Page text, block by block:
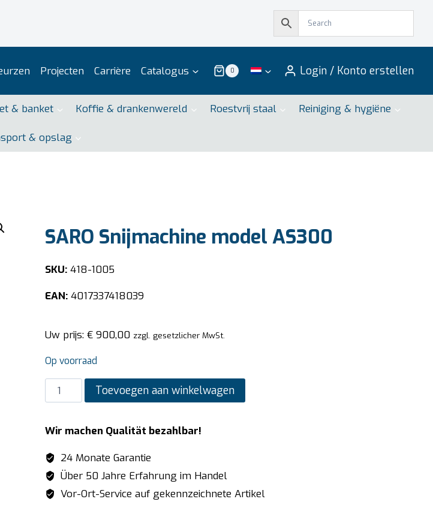
Projecten Carrière Catalogus 0 Login / Konto erstellen
& banket Koffie & drankenwereld Roestvrij staal Reiniging & hygiëne
& opslag
SARO Snijmachine model AS300
SKU:418-1005
EAN:4017337418039
Uw prijs: €900,00 zzgl. gesetzlicher MwSt.
Op voorraad
SARO
Snijmachine
AS300
aantal
Toevoegen aan winkelwagen
Wir machen Qualität bezahlbar!
24 Monate Garantie
Über 50 Jahre Erfahrung im Handel
Vor-Ort-Service auf gekennzeichnete Artikel